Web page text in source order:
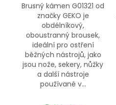
Brusný kámen G01321 od
značky GEKO je
obdélníkový,
oboustranný brousek,
ideální pro ostření
běžných nástrojů, jako
jsou nože, sekery, nůžky
a další nástroje
používané v...